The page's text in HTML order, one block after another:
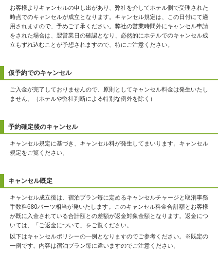
お客様よりキャンセルの申し出があり、弊社を介してホテル側で受理された
時点でのキャンセルが成立となります。キャンセル規定は、この日付にて適
用されますので、予めご了承ください。弊社の営業時間外にキャンセル申請
をされた場合は、翌営業日の確認となり、必然的にホテルでのキャンセル成
立もずれ込むことが予想されますので、特にご注意ください。
仮予約でのキャンセル
ご入金が完了しておりませんので、原則としてキャンセル料金は発生いたし
ません。（ホテルや弊社判断による特別な例外を除く）
予約確定後のキャンセル
キャンセル規定に基づき、キャンセル料が発生してまいります。キャンセル
規定をご覧ください。
キャンセル既定
キャンセル成立後は、宿泊プラン毎に定めるキャンセルチャージと取消事務
手数料680バーツ相当が発いたします。このキャンセル料金合計額とお客様
が既に入金されている合計額との差額が返金対象金額となります。返金につ
いては、「ご返金について」をご覧ください。
以下はキャンセルポリシーの一例となりますのでご参考ください。※既定の
一例です。内容は宿泊プラン毎に違いますのでご注意ください。